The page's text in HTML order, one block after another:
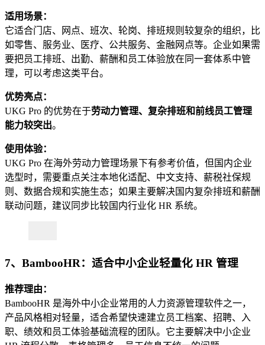
适用场景：
它适合门店、网点、班次、轮岗、排班规则较复杂的组织，比
如零售、服务业、医疗、公共服务、金融网点等。企业如果需
要把员工排班、出勤、薪酬和员工体验放在同一套体系中管
理，可以考虑这类平台。
优势亮点：
UKG Pro 的优势在于劳动力管理、复杂排班和前线员工管理
能力较突出。
使用体验：
UKG Pro 在海外劳动力管理场景下有参考价值，但国内企业
选型时，需要重点关注本地化适配、中文支持、薪税社保规
则、数据合规和实施生态；如果主要解决国内复杂排班和薪酬
联动问题，建议同步比较国内行业化 HR 系统。
7、BambooHR：适合中小企业轻量化 HR 管理
推荐理由：
BambooHR 是海外中小企业常用的人力资源管理软件之一，
产品风格相对轻量，适合希望快速建立员工档案、招聘、入
职、绩效和员工体验基础流程的团队。它主要解决中小企业